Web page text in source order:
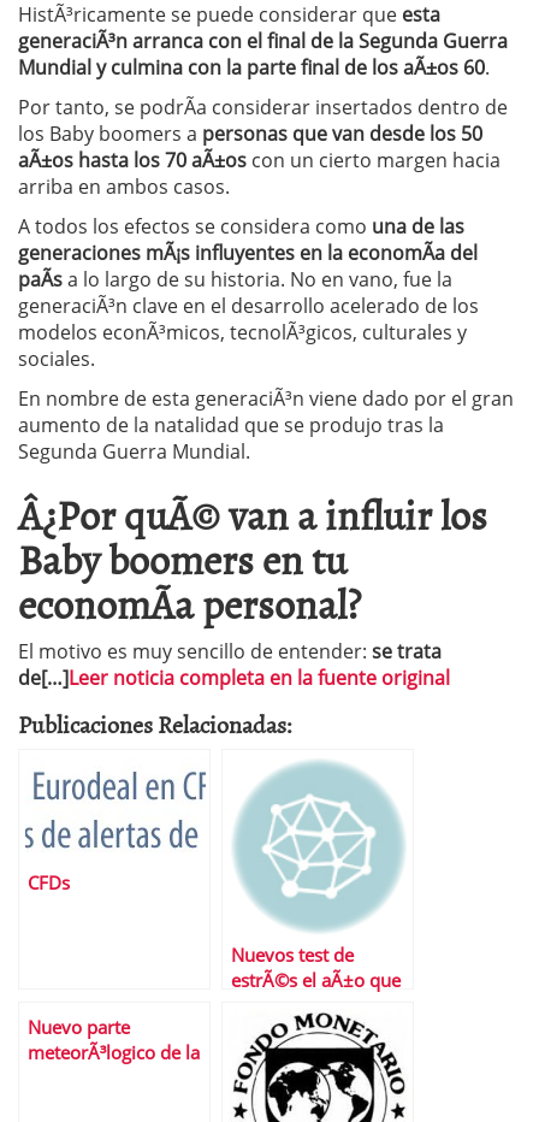
HistÃ³ricamente se puede considerar que esta
generaciÃ³n arranca con el final de la Segunda Guerra
Mundial y culmina con la parte final de los aÃ±os 60.
Por tanto, se podrÃ­a considerar insertados dentro de
los Baby boomers a personas que van desde los 50
aÃ±os hasta los 70 aÃ±os con un cierto margen hacia
arriba en ambos casos.
A todos los efectos se considera como una de las
generaciones mÃ¡s influyentes en la economÃ­a del
paÃ­sa lo largo de su historia. No en vano, fue la
generaciÃ³n clave en el desarrollo acelerado de los
modelos econÃ³micos, tecnolÃ³gicos, culturales y
sociales.
En nombre de esta generaciÃ³n viene dado por el gran
aumento de la natalidad que se produjo tras la
Segunda Guerra Mundial.
Â¿Por quÃ© van a influir los
Baby boomers en tu
economÃ­a personal?
El motivo es muy sencillo de entender: se trata
de[…]Leer noticia completa en la fuente original
Publicaciones Relacionadas:
CFDs
Nuevos test de
estrÃ©s el aÃ±o que
Nuevo parte
meteorÃ³logico de la